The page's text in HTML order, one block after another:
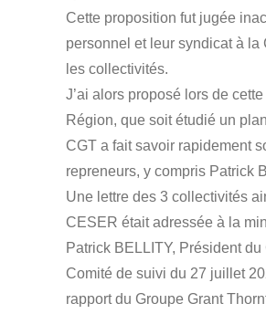
Cette proposition fut jugée
personnel et leur syndicat à
les collectivités.
J’ai alors proposé lors de
Région, que soit étudié un
CGT a fait savoir rapidement
repreneurs, y compris Patrick
Une lettre des 3 collectivités
CESER était adressée à la
Patrick BELLITY, Président
Comité de suivi du 27 juillet
rapport du Groupe Grant